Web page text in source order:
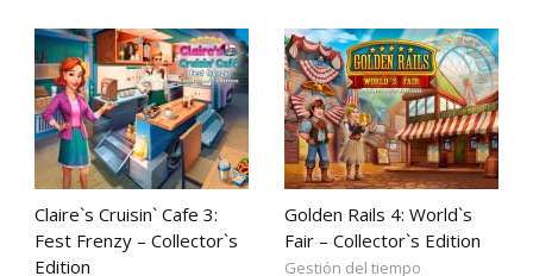
Claire`s Cruisin` Cafe 3:
Fest Frenzy – Collector`s
Edition
Golden Rails 4: World`s
Fair – Collector`s Edition
Gestión del tiempo